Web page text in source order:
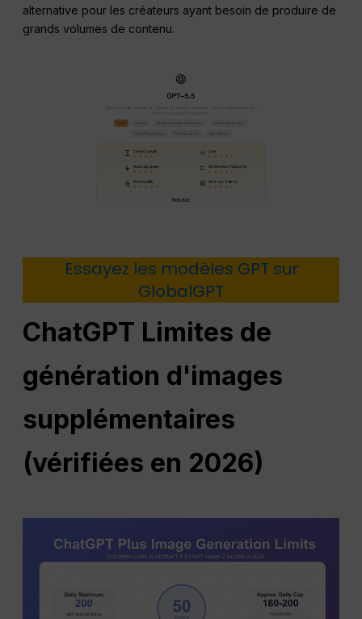
alternative pour les créateurs ayant besoin de produire de
grands volumes de contenu.
Essayez les modèles GPT sur
GlobalGPT
ChatGPT Limites de
génération d'images
supplémentaires
(vérifiées en 2026)